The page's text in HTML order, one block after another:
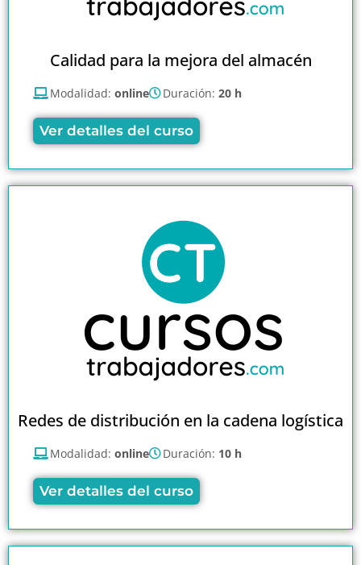
Calidad para la mejora del almacén
Modalidad: online Duración: 20 h
Ver detalles del curso
Redes de distribución en la cadena logística
Modalidad: online Duración: 10 h
Ver detalles del curso